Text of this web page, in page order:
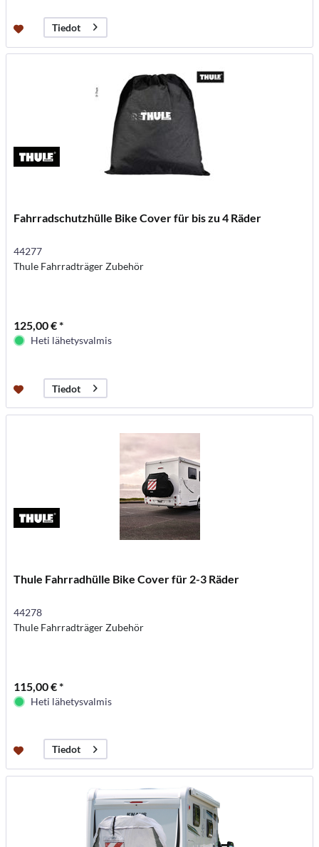
Tiedot
Fahrradschutzhülle Bike Cover für bis zu 4 Räder
44277
Thule Fahrradträger Zubehör
125,00 € *
Heti lähetysvalmis
Tiedot
Thule Fahrradhülle Bike Cover für 2-3 Räder
44278
Thule Fahrradträger Zubehör
115,00 € *
Heti lähetysvalmis
Tiedot